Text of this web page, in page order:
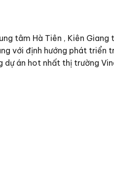
tâm Hà Tiên , Kiên Giang
với định hướng phát triển
dự án hot nhất thị trường